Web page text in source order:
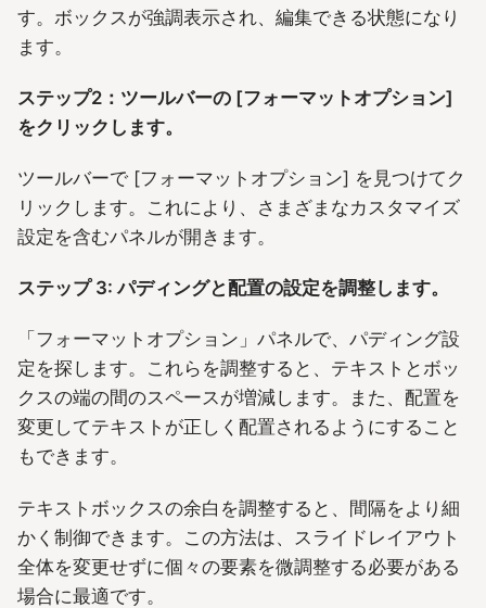
す。ボックスが強調表示され、編集できる状態になり
ます。
ステップ2：ツールバーの [フォーマットオプション]
をクリックします。
ツールバーで [フォーマットオプション] を見つけてク
リックします。これにより、さまざまなカスタマイズ
設定を含むパネルが開きます。
ステップ 3: パディングと配置の設定を調整します。
「フォーマットオプション」パネルで、パディング設
定を探します。これらを調整すると、テキストとボッ
クスの端の間のスペースが増減します。また、配置を
変更してテキストが正しく配置されるようにすること
もできます。
テキストボックスの余白を調整すると、間隔をより細
かく制御できます。この方法は、スライドレイアウト
全体を変更せずに個々の要素を微調整する必要がある
場合に最適です。